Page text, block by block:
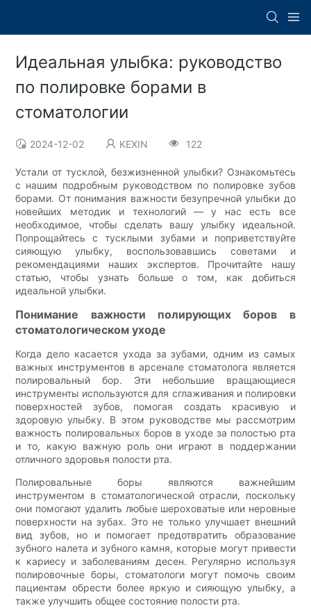
Идеальная улыбка: руководство
по полировке борами в
стоматологии
2024-12-02 KEXIN 122
Устали от тусклой, безжизненной улыбки? Ознакомьтесь
с нашим подробным руководством по полировке зубов
борами. От понимания важности безупречной улыбки до
новейших методик и технологий — у нас есть все
необходимое, чтобы сделать вашу улыбку идеальной.
Попрощайтесь с тусклыми зубами и поприветствуйте
сияющую улыбку, воспользовавшись советами и
рекомендациями наших экспертов. Прочитайте нашу
статью, чтобы узнать больше о том, как добиться
идеальной улыбки.
Понимание важности полирующих боров в
стоматологическом уходе
Когда дело касается ухода за зубами, одним из самых
важных инструментов в арсенале стоматолога является
полировальный бор. Эти небольшие вращающиеся
инструменты используются для сглаживания и полировки
поверхностей зубов, помогая создать красивую и
здоровую улыбку. В этом руководстве мы рассмотрим
важность полировальных боров в уходе за полостью рта
и то, какую важную роль они играют в поддержании
отличного здоровья полости рта.
Полировальные боры являются важнейшим
инструментом в стоматологической отрасли, поскольку
они помогают удалить любые шероховатые или неровные
поверхности на зубах. Это не только улучшает внешний
вид зубов, но и помогает предотвратить образование
зубного налета и зубного камня, которые могут привести
к кариесу и заболеваниям десен. Регулярно используя
полировочные боры, стоматологи могут помочь своим
пациентам обрести более яркую и сияющую улыбку, а
также улучшить общее состояние полости рта.